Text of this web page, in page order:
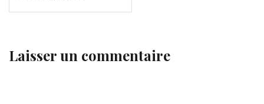
Laisser un commentaire